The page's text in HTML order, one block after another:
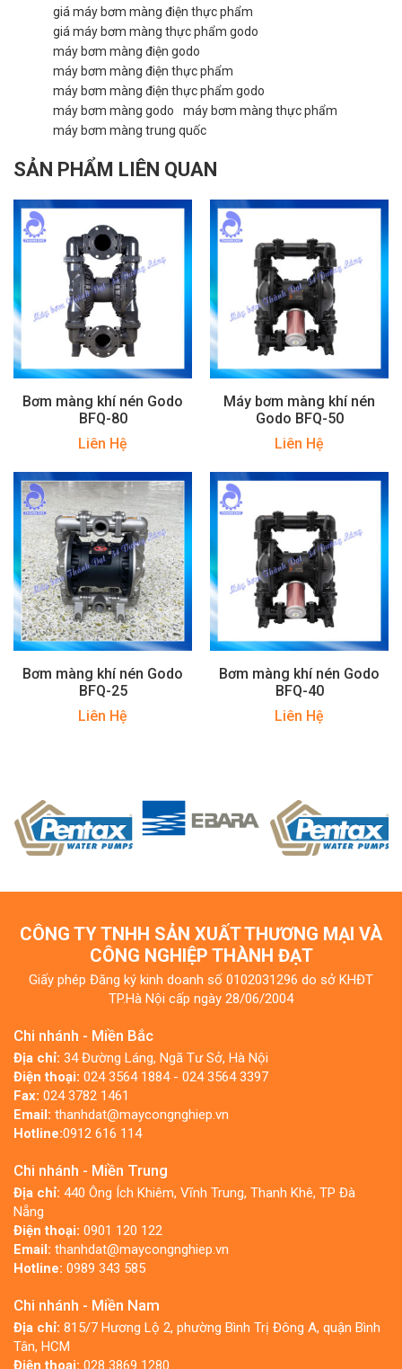
giá máy bơm màng điện thực phẩm
giá máy bơm màng thực phẩm godo
máy bơm màng điện godo
máy bơm màng điện thực phẩm
máy bơm màng điện thực phẩm godo
máy bơm màng godo
máy bơm màng thực phẩm
máy bơm màng trung quốc
SẢN PHẨM LIÊN QUAN
Bơm màng khí nén Godo
BFQ-80
Liên Hệ
Máy bơm màng khí nén
Godo BFQ-50
Liên Hệ
Bơm màng khí nén Godo
BFQ-25
Liên Hệ
Bơm màng khí nén Godo
BFQ-40
Liên Hệ
CÔNG TY TNHH SẢN XUẤT THƯƠNG MẠI VÀ
CÔNG NGHIỆP THÀNH ĐẠT
Giấy phép Đăng ký kinh doanh số 0102031296 do sở KHĐT
TP.Hà Nội cấp ngày 28/06/2004
Chi nhánh - Miền Bắc
Địa chỉ: 34 Đường Láng, Ngã Tư Sở, Hà Nội
Điện thoại: 024 3564 1884 - 024 3564 3397
Fax: 024 3782 1461
Email: thanhdat@maycongnghiep.vn
Hotline:0912 616 114
Chi nhánh - Miền Trung
Địa chỉ: 440 Ông Ích Khiêm, Vĩnh Trung, Thanh Khê, TP Đà
Nẵng
Điện thoại: 0901 120 122
Email: thanhdat@maycongnghiep.vn
Hotline: 0989 343 585
Chi nhánh - Miền Nam
Địa chỉ: 815/7 Hương Lộ 2, phường Bình Trị Đông A, quận Bình
Tân, HCM
Điện thoại: 028 3869 1280